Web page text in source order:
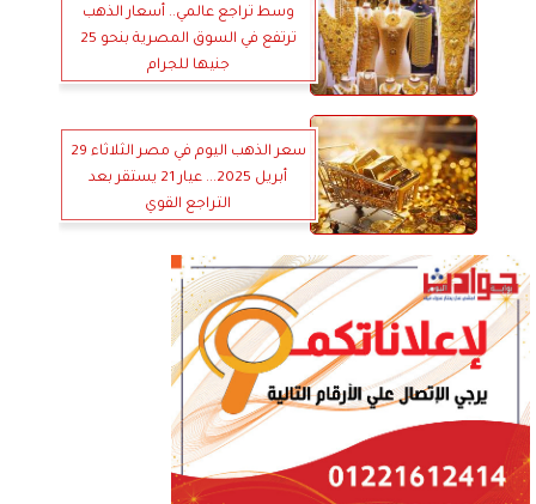
وسط تراجع عالمي.. أسعار الذهب
ترتفع في السوق المصرية بنحو 25
جنيها للجرام
سعر الذهب اليوم في مصر الثلاثاء 29
أبريل 2025... عيار 21 يستقر بعد
التراجع القوي